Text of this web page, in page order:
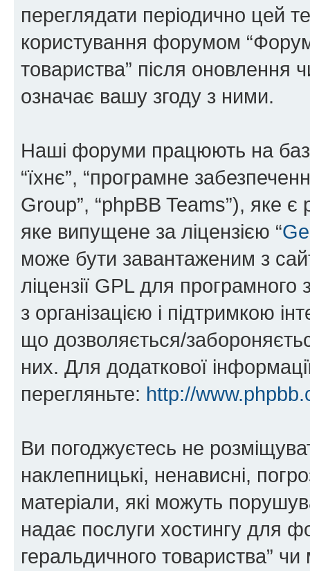
переглядати періодично цей
користування форумом
товариства” після оновлення
означає вашу згоду з ними.
Наші форуми працюють на
“їхнє”, “програмне
Group”, “phpBB Teams”), яке
яке випущене за ліцензією “
може бути завантаженим з
ліцензії GPL для
з організацією і підтримкою
що дозволяється/
них. Для додаткової
перегляньте: http://
Ви погоджуєтесь не
наклепницькі, ненависні,
матеріали, які можуть
надає послуги хостингу для
геральдичного товариства”